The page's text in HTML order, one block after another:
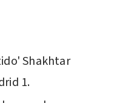
Shakhtar
1.